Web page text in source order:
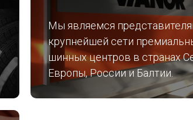
Мы являемся
крупнейшей сети
шинных центров в странах
Европы, России и Балтии.